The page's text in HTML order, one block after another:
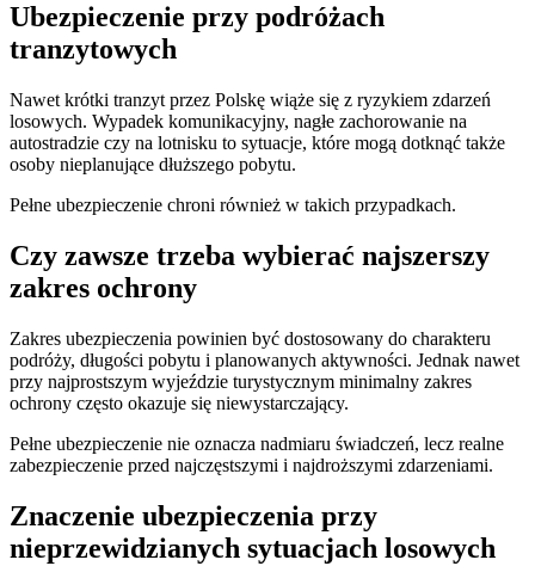
Ubezpieczenie przy podróżach
tranzytowych
Nawet krótki tranzyt przez Polskę wiąże się z ryzykiem zdarzeń
losowych. Wypadek komunikacyjny, nagłe zachorowanie na
autostradzie czy na lotnisku to sytuacje, które mogą dotknąć także
osoby nieplanujące dłuższego pobytu.
Pełne ubezpieczenie chroni również w takich przypadkach.
Czy zawsze trzeba wybierać najszerszy
zakres ochrony
Zakres ubezpieczenia powinien być dostosowany do charakteru
podróży, długości pobytu i planowanych aktywności. Jednak nawet
przy najprostszym wyjeździe turystycznym minimalny zakres
ochrony często okazuje się niewystarczający.
Pełne ubezpieczenie nie oznacza nadmiaru świadczeń, lecz realne
zabezpieczenie przed najczęstszymi i najdroższymi zdarzeniami.
Znaczenie ubezpieczenia przy
nieprzewidzianych sytuacjach losowych